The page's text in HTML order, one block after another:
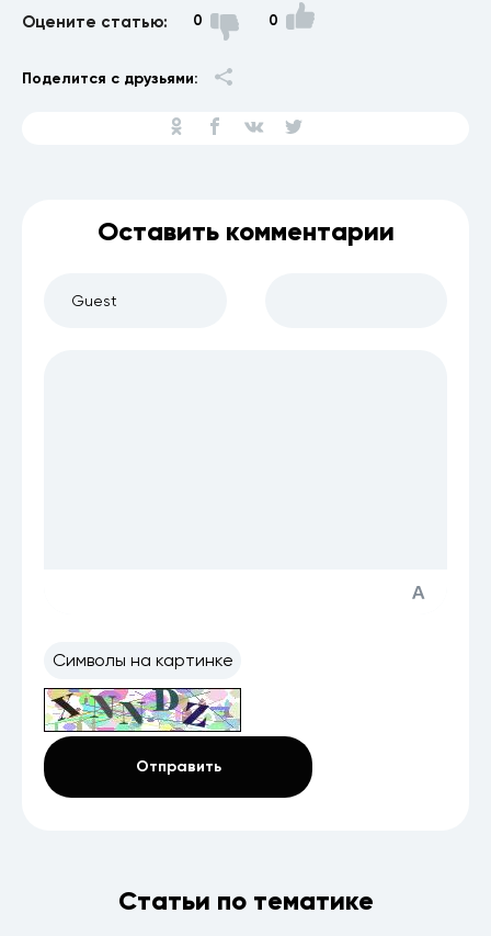
Оцените статью: 0 0
Поделится с друзьями:
Оставить комментарии
Статьи по тематике